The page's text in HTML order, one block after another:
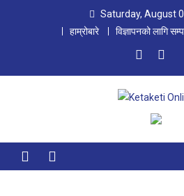
Saturday, August
हाम्रोबारे
विज्ञापनको लागि
Ketaketi Online
First Nepali Online Magazine For